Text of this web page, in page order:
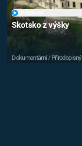
Skotsko z výšky
Dokumentární / Přírodopisný